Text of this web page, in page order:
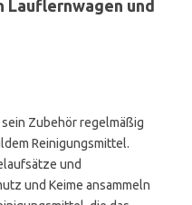
Lauflernwagen und
Zubehör regelmäßig
Reinigungsmittel.
und
und Keime ansammeln